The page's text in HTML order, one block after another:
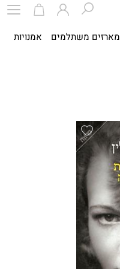
מארזים משתלמים אמנויות